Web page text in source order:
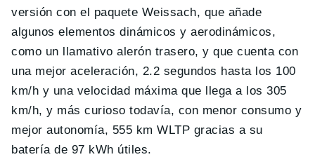
versión con el paquete Weissach, que añade
algunos elementos dinámicos y aerodinámicos,
como un llamativo alerón trasero, y que cuenta con
una mejor aceleración, 2.2 segundos hasta los 100
km/h y una velocidad máxima que llega a los 305
km/h, y más curioso todavía, con menor consumo y
mejor autonomía, 555 km WLTP gracias a su
batería de 97 kWh útiles.